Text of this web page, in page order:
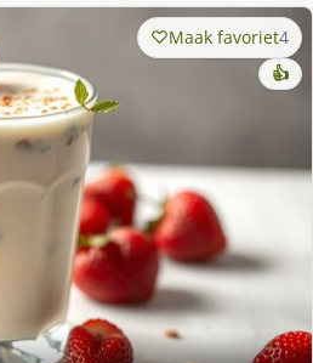
Maak favoriet4
👍